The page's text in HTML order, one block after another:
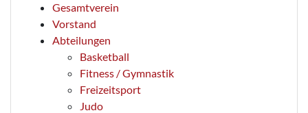
Gesamtverein
Vorstand
Abteilungen
Basketball
Fitness / Gymnastik
Freizeitsport
Judo